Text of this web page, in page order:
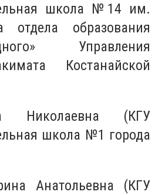
школа №14 им.
образования
Управления
Костанайской
Николаевна (КГУ
школа №1 города
Анатольевна (КГУ